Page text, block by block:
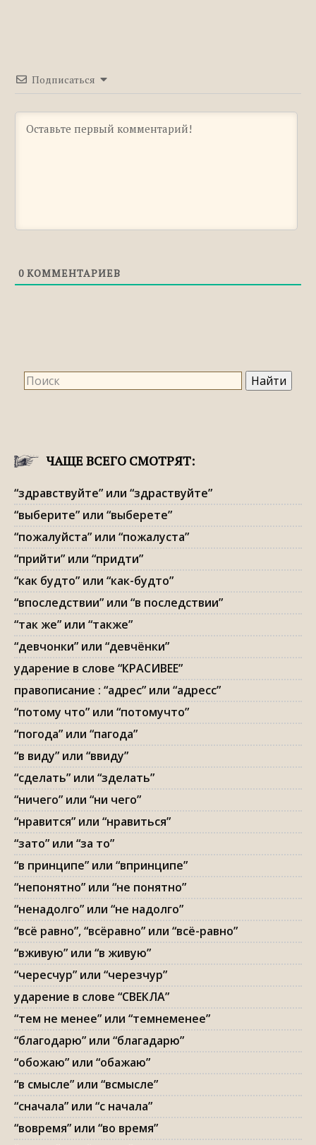
Подписаться
0 КОММЕНТАРИЕВ
ЧАЩЕ ВСЕГО СМОТРЯТ:
“здравствуйте” или “здраствуйте”
“выберите” или “выберете”
“пожалуйста” или “пожалуста”
“прийти” или “придти”
“как будто” или “как-будто”
“впоследствии” или “в последствии”
“так же” или “также”
“девчонки” или “девчёнки”
ударение в слове “КРАСИВЕЕ”
правописание : “адрес” или “адресс”
“потому что” или “потомучто”
“погода” или “пагода”
“в виду” или “ввиду”
“сделать” или “зделать”
“ничего” или “ни чего”
“нравится” или “нравиться”
“зато” или “за то”
“в принципе” или “впринципе”
“непонятно” или “не понятно”
“ненадолго” или “не надолго”
“всё равно”, “всёравно” или “всё-равно”
“вживую” или “в живую”
“чересчур” или “черезчур”
ударение в слове “СВЕКЛА”
“тем не менее” или “темнеменее”
“благодарю” или “благадарю”
“обожаю” или “обажаю”
“в смысле” или “всмысле”
“сначала” или “с начала”
“вовремя” или “во время”